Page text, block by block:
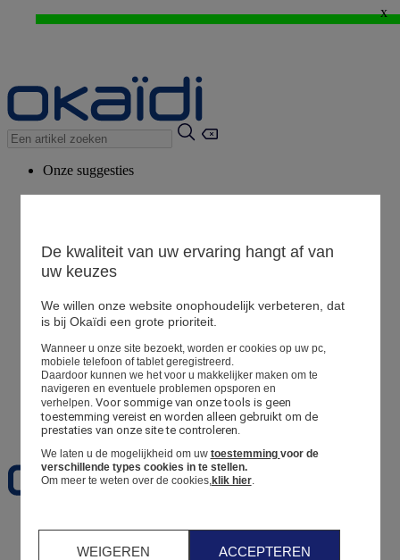
WEB ONLY: -20%* vanaf 3 aangekochte artikelen > Ik geniat ervan !
x
Onze suggesties
Bekijk alle artikelen
Winkel
Mijn informatie
Een bestelling volgen
Mandje
Favorieten
Geboorte0 - 12 maanden
De kwaliteit van uw ervaring hangt af van
uw keuzes
We willen onze website onophoudelijk verbeteren, dat
is bij Okaïdi een grote prioriteit.
Wanneer u onze site bezoekt, worden er cookies op uw pc,
mobiele telefoon of tablet geregistreerd.
Daardoor kunnen we het voor u makkelijker maken om te
navigeren en eventuele problemen opsporen en
verhelpen. Voor sommige van onze tools is geen
toestemming vereist en worden alleen gebruikt om de
prestaties van onze site te controleren.
We laten u de mogelijkheid om uw toestemming voor de
verschillende types cookies in te stellen.
Om meer te weten over de cookies,klik hier.
WEIGEREN ACCEPTEREN